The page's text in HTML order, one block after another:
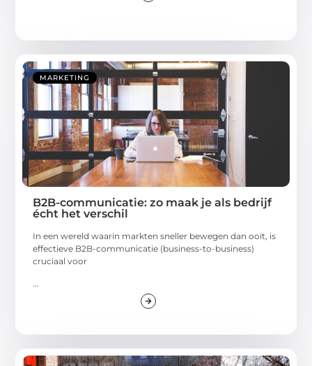
MARKETING
B2B-communicatie: zo maak je als bedrijf
écht het verschil
In een wereld waarin markten sneller bewegen dan ooit, is
effectieve B2B-communicatie (business-to-business)
cruciaal voor